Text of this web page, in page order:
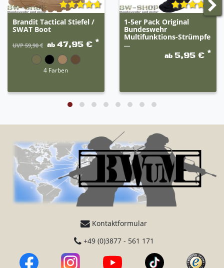
Brandit Tactical Stiefel /
SWAT Boot
UVP 59,90 € ab47,95 € *
4 Farben
1-5er Pack Original
Bundeswehr
Multifunktions-Strümpfe
...
ab 5,95 € *
Kontaktformular
+49 (0)3877 - 561 171